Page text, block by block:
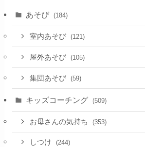
あそび (184)
室内あそび (121)
屋外あそび (105)
集団あそび (59)
キッズコーチング (509)
お母さんの気持ち (353)
しつけ (244)